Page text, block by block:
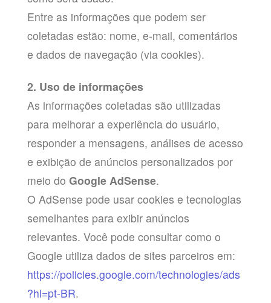
Entre as informações que podem ser
coletadas estão: nome, e-mail, comentários
e dados de navegação (via cookies).
2. Uso de informações
As informações coletadas são utilizadas
para melhorar a experiência do usuário,
responder a mensagens, análises de acesso
e exibição de anúncios personalizados por
meio do Google AdSense.
O AdSense pode usar cookies e tecnologias
semelhantes para exibir anúncios
relevantes. Você pode consultar como o
Google utiliza dados de sites parceiros em:
https://policies.google.com/technologies/ads
?hl=pt-BR.